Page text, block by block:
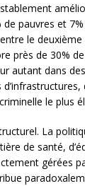
pauvres et
le
près de 30%
autant dans
le plus
La
de santé,
gérées